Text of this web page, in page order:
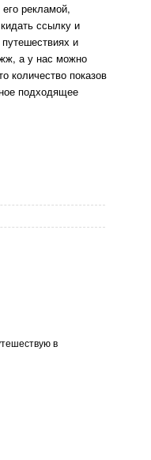
рекламой,
ссылку и
и
а у нас можно
количество показов
подходящее
в